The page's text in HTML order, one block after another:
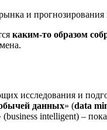
и прогнозирования
каким-то образом
исследования и
данных» (data
intelligent) –